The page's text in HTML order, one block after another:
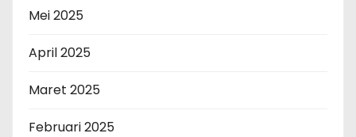
Mei 2025
April 2025
Maret 2025
Februari 2025